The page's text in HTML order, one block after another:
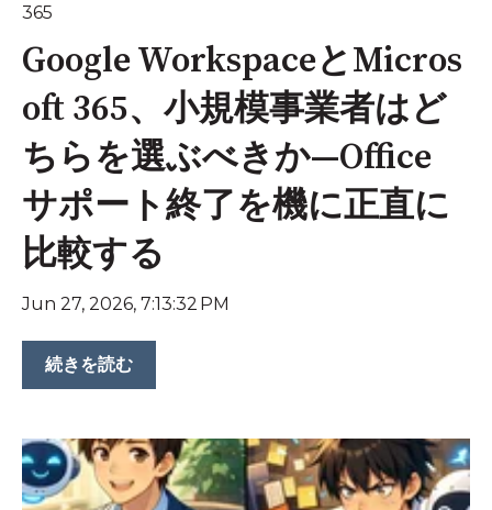
365
Google WorkspaceとMicros
oft 365、小規模事業者はど
ちらを選ぶべきか—Office
サポート終了を機に正直に
比較する
Jun 27, 2026, 7:13:32 PM
続きを読む